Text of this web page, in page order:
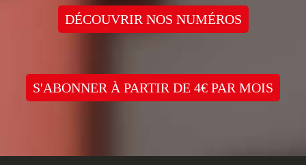
DÉCOUVRIR NOS NUMÉROS
S'ABONNER À PARTIR DE 4€ PAR MOIS